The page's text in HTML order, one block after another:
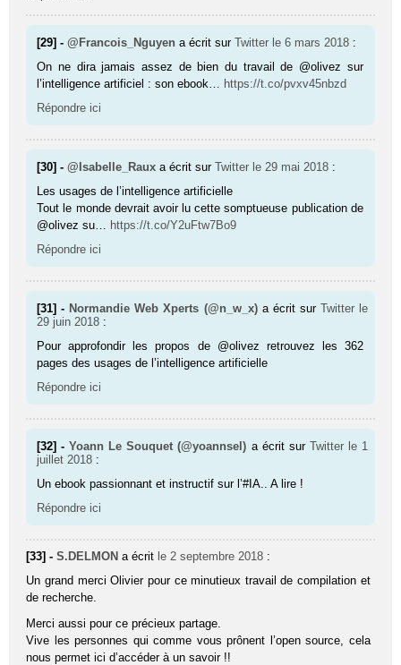
[29] -@Francois_Nguyen a écrit surTwitter le 6 mars 2018 :
On ne dira jamais assez de bien du travail de @olivez sur
l’intelligence artificiel : son ebook… https://t.co/pvxv45nbzd
Répondre ici
[30] -@Isabelle_Raux a écrit surTwitter le 29 mai 2018 :
Les usages de l’intelligence artificielle
Tout le monde devrait avoir lu cette somptueuse publication de
@olivez su… https://t.co/Y2uFtw7Bo9
Répondre ici
[31] - Normandie Web Xperts (@n_w_x) a écrit sur Twitter le
29 juin 2018 :
Pour approfondir les propos de @olivez retrouvez les 362
pages des usages de l’intelligence artificielle
Répondre ici
[32] -Yoann Le Souquet (@yoannsel) a écrit sur Twitter le 1
juillet 2018 :
Un ebook passionnant et instructif sur l’#IA.. A lire !
Répondre ici
[33] -S.DELMON a écrit le 2 septembre 2018 :
Un grand merci Olivier pour ce minutieux travail de compilation et
de recherche.
Merci aussi pour ce précieux partage.
Vive les personnes qui comme vous prônent l’open source, cela
nous permet ici d’accéder à un savoir !!